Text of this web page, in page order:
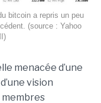
bitcoin a repris un peu
(source : Yahoo
menacée d’une
vision